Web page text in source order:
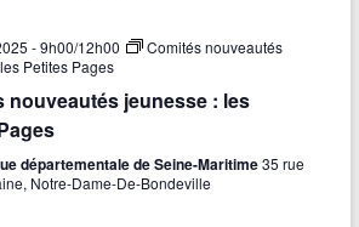
t
n
v
- 9h00/12h00
Comités nouveautés
Petites Pages
nouveautés jeunesse : les
départementale de Seine-Maritime35 rue
Notre-Dame-De-Bondeville